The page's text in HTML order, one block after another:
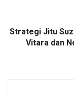
Strategi Jitu
Vitara dan